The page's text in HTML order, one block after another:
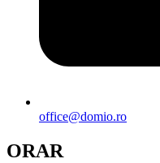
office@domio.ro
ORAR